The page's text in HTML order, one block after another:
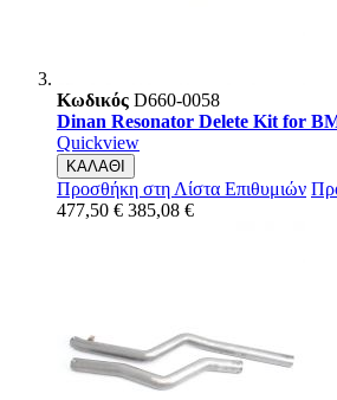
Κωδικός D660-0058
Dinan Resonator Delete Kit for
Quickview
ΚΑΛΑΘΙ
Προσθήκη στη Λίστα Επιθυμιών
477,50 € 385,08 €